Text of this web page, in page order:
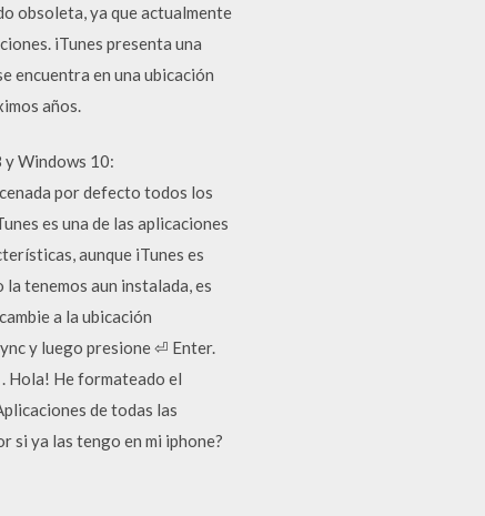
obsoleta, ya que actualmente
iTunes presenta una
encuentra en una ubicación
años.
Windows 10:
por defecto todos los
es una de las aplicaciones
aunque iTunes es
tenemos aun instalada, es
a la ubicación
y luego presione ⏎ Enter.
Hola! He formateado el
de todas las
si ya las tengo en mi iphone?